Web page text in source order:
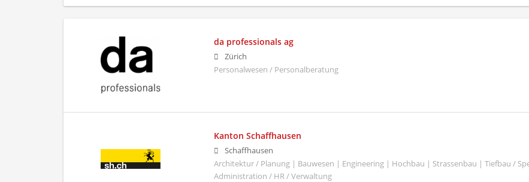
da professionals ag
Zürich
Personalwesen / Personalberatung
Kanton Schaffhausen
Schaffhausen
Architektur / Planung | Bauwesen | Engineering | Hochbau | Strassenbau | Tiefbau /
Administration / HR / Verwaltung